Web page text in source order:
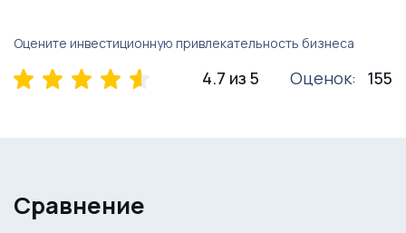
Оцените инвестиционную привлекательность бизнеса
4.7 из 5 Оценок: 155
Сравнение